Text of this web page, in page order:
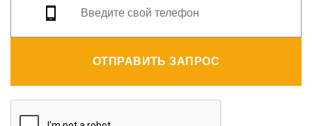
ОТПРАВИТЬ ЗАПРОС